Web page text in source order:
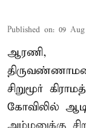
Published on: 09
ஆரணி,
சிறுமூர்
கோவிலில்